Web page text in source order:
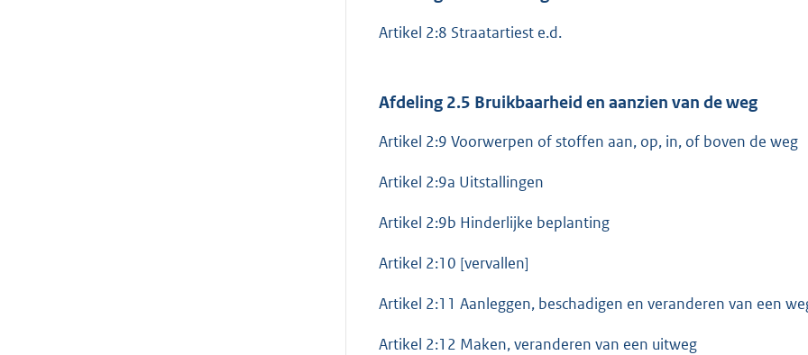
Artikel 2:8 Straatartiest e.d.
Afdeling 2.5 Bruikbaarheid en aanzien van de weg
Artikel 2:9 Voorwerpen of stoffen aan, op, in, of boven de weg
Artikel 2:9a Uitstallingen
Artikel 2:9b Hinderlijke beplanting
Artikel 2:10 [vervallen]
Artikel 2:11 Aanleggen, beschadigen en veranderen van een
Artikel 2:12 Maken, veranderen van een uitweg